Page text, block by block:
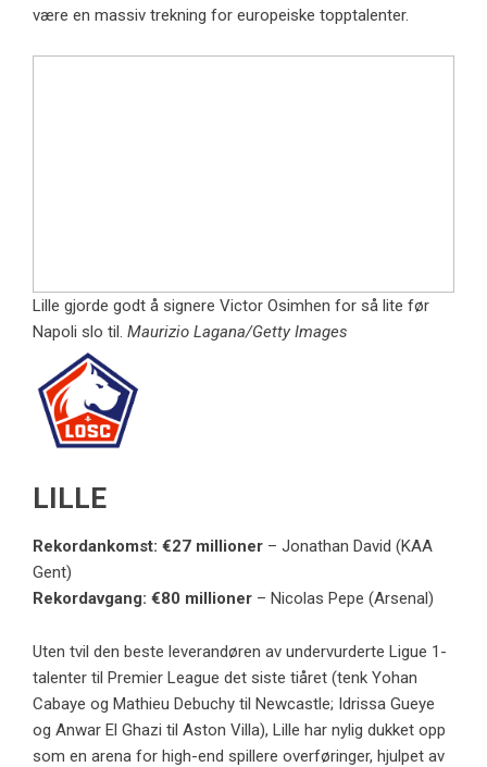
være en massiv trekning for europeiske topptalenter.
Lille gjorde godt å signere Victor Osimhen for så lite før
Napoli slo til. Maurizio Lagana/Getty Images
LILLE
Rekordankomst: €27 millioner – Jonathan David (KAA
Gent)
Rekordavgang: €80 millioner – Nicolas Pepe (Arsenal)
Uten tvil den beste leverandøren av undervurderte Ligue 1-
talenter til Premier League det siste tiåret (tenk Yohan
Cabaye og Mathieu Debuchy til Newcastle; Idrissa Gueye
og Anwar El Ghazi til Aston Villa), Lille har nylig dukket opp
som en arena for high-end spillere overføringer, hjulpet av